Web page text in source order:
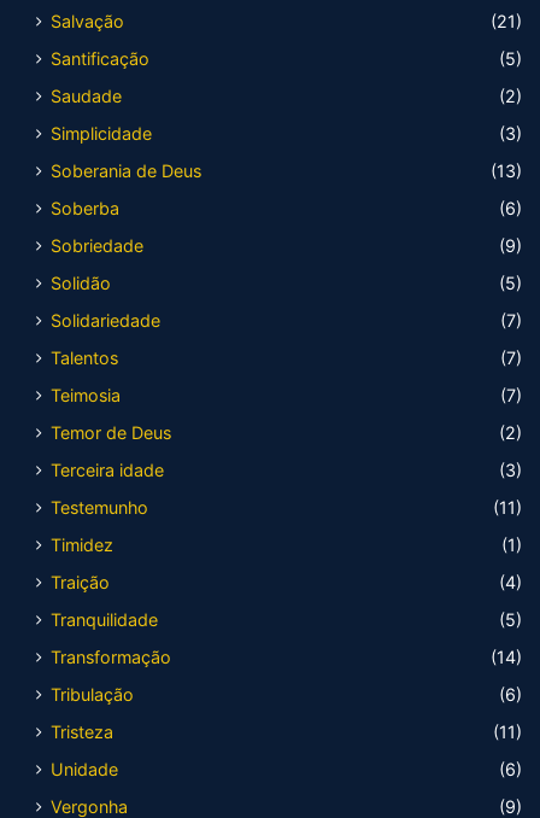
Salvação
(21)
Santificação
(5)
Saudade
(2)
Simplicidade
(3)
Soberania de Deus
(13)
Soberba
(6)
Sobriedade
(9)
Solidão
(5)
Solidariedade
(7)
Talentos
(7)
Teimosia
(7)
Temor de Deus
(2)
Terceira idade
(3)
Testemunho
(11)
Timidez
(1)
Traição
(4)
Tranquilidade
(5)
Transformação
(14)
Tribulação
(6)
Tristeza
(11)
Unidade
(6)
Vergonha
(9)